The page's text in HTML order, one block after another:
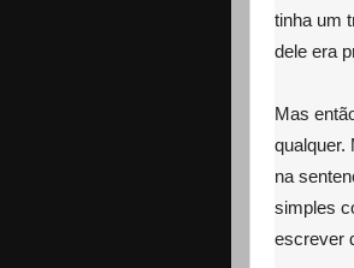
tinha um
dele era
Mas
qualquer.
na
simples
escrever